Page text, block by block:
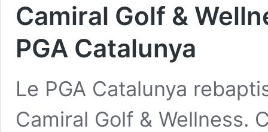
Camiral Golf &
PGA Catalunya
Le PGA Catalunya
Camiral Golf & Wellness.